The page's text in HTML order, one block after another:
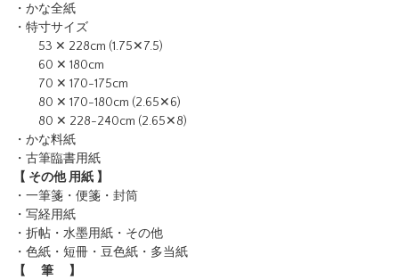
・かな全紙
・特寸サイズ
53 ✕ 228cm (1.75✕7.5)
60 ✕ 180cm
70 ✕ 170-175cm
80 ✕ 170-180cm (2.65✕6)
80 ✕ 228-240cm (2.65✕8)
・かな料紙
・古筆臨書用紙
【 その他 用紙 】
・一筆箋・便箋・封筒
・写経用紙
・折帖・水墨用紙・その他
・色紙・短冊・豆色紙・多当紙
【 筆 】